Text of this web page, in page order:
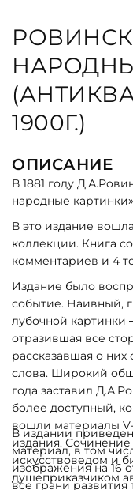
1900Г.)
ОПИСАНИЕ
В 1881 году
народные
В это издание
коллекции. Книга
комментариев и 4
Издание было
событие. Наивный,
лубочной картинки
отразившая все
рассказавшая о
слова. Широкий
года заставил
более доступный,
вошли материалы
издания.
искусствоведом и
душеприказчиком
В издании
материал, в том
изображения на 16
все грани развития